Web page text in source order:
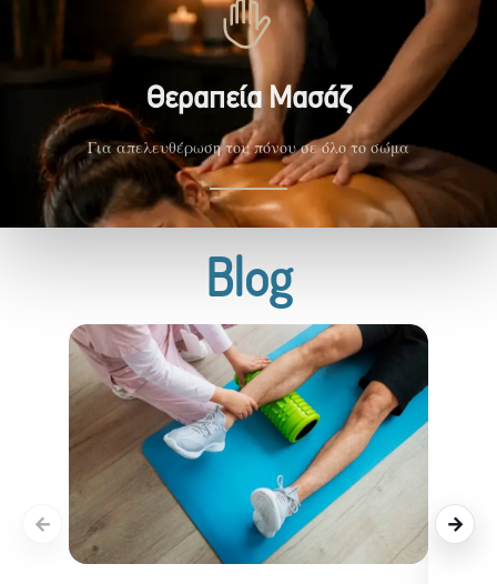
Θεραπεία Μασάζ
Για απελευθέρωση του πόνου σε όλο το σώμα
Blog
← →